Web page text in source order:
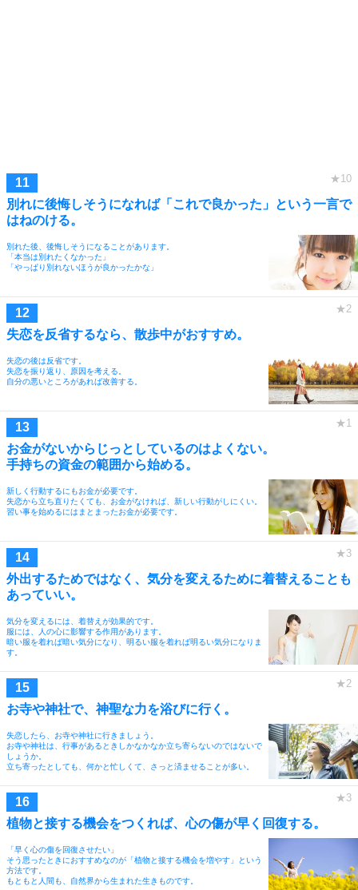
別れに後悔しそうになれば「これで良かった」という一言で
はねのける。
別れた後、後悔しそうになることがあります。
「本当は別れたくなかった」
「やっぱり別れないほうが良かったかな」
失恋を反省するなら、散歩中がおすすめ。
失恋の後は反省です。
失恋を振り返り、原因を考える。
自分の悪いところがあれば改善する。
お金がないからじっとしているのはよくない。
手持ちの資金の範囲から始める。
新しく行動するにもお金が必要です。
失恋から立ち直りたくても、お金がなければ、新しい行動がしにくい。
習い事を始めるにはまとまったお金が必要です。
外出するためではなく、気分を変えるために着替えることも
あっていい。
気分を変えるには、着替えが効果的です。
服には、人の心に影響する作用があります。
暗い服を着れば暗い気分になり、明るい服を着れば明るい気分になりま
す。
お寺や神社で、神聖な力を浴びに行く。
失恋したら、お寺や神社に行きましょう。
お寺や神社は、行事があるときしかなかなか立ち寄らないのではないで
しょうか。
立ち寄ったとしても、何かと忙しくて、さっと済ませることが多い。
植物と接する機会をつくれば、心の傷が早く回復する。
「早く心の傷を回復させたい」
そう思ったときにおすすめなのが「植物と接する機会を増やす」という
方法です。
もともと人間も、自然界から生まれた生きものです。